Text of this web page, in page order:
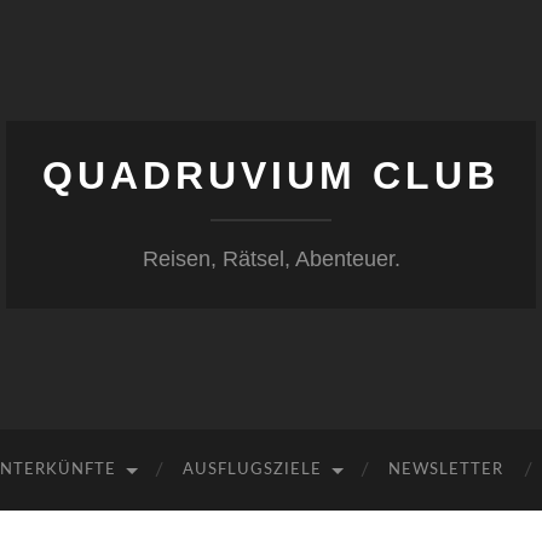
QUADRUVIUM CLUB
Reisen, Rätsel, Abenteuer.
AUSFLUGSZIELE NEWSLETTER